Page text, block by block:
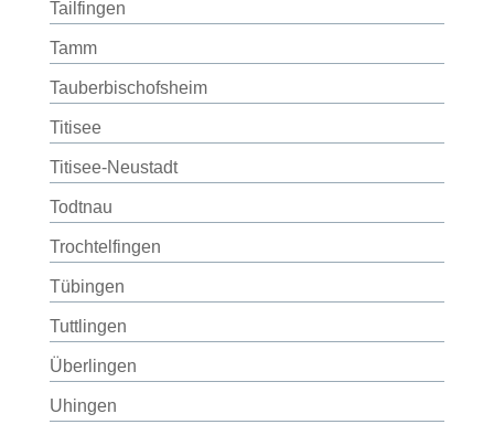
Tailfingen
Tamm
Tauberbischofsheim
Titisee
Titisee-Neustadt
Todtnau
Trochtelfingen
Tübingen
Tuttlingen
Überlingen
Uhingen